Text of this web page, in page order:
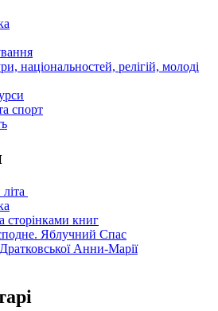
національностей, релігій, молоді
спорт
сторінками книг
Яблучний Спас
Анни-Марії